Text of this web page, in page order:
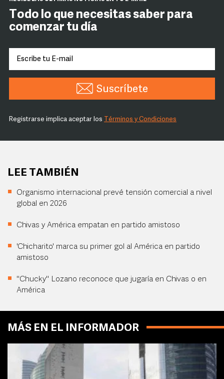
Todo lo que necesitas saber para
comenzar tu día
Suscríbete
Registrarse implica aceptar los Términos y Condiciones
LEE TAMBIÉN
Organismo internacional prevé tensión comercial a nivel
global en 2026
Chivas y América empatan en partido amistoso
'Chicharito' marca su primer gol al América en partido
amistoso
"Chucky" Lozano reconoce que jugaría en Chivas o en
América
MÁS EN EL INFORMADOR